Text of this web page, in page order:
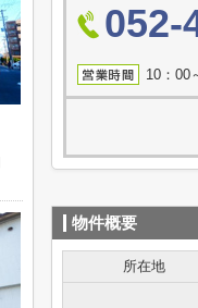
052-
10：00
物件概要
所在地